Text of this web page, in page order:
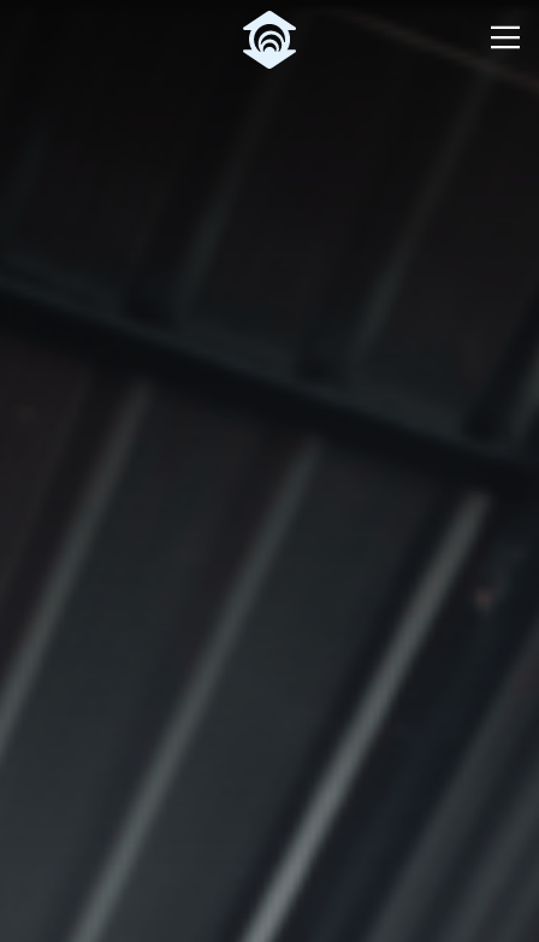
Pular para o Conteúdo principal